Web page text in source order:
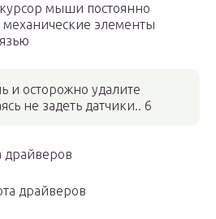
курсор мыши постоянно
механические элементы
и осторожно удалите
не задеть датчики.. 6
драйверов
драйверов